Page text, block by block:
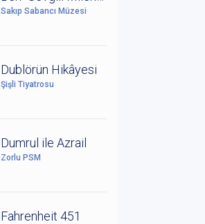
Sakıp Sabancı Müzesi
Dublörün Hikâyesi
Şişli Tiyatrosu
Dumrul ile Azrail
Zorlu PSM
Fahrenheit 451